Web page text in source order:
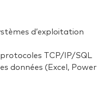
d’exploitation
protocoles TCP/IP/SQL
données (Excel, Power